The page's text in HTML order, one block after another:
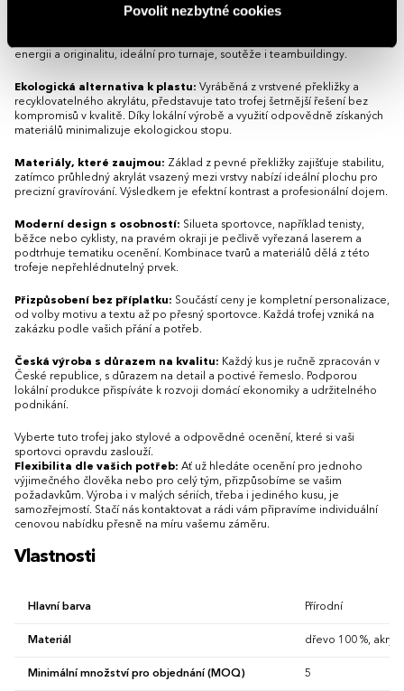
Povolit nezbytné cookies
Tato originální trofej propojuje přirozený vzhled dřeva s moderní
energii a originalitu, ideální pro turnaje, soutěže i teambuildingy.
Ekologická alternativa k plastu: Vyráběná z vrstvené překližky a
recyklovatelného akrylátu, představuje tato trofej šetrnější řešení bez
kompromisů v kvalitě. Díky lokální výrobě a využití odpovědně získaných
materiálů minimalizuje ekologickou stopu.
Materiály, které zaujmou: Základ z pevné překližky zajišťuje stabilitu,
zatímco průhledný akrylát vsazený mezi vrstvy nabízí ideální plochu pro
precizní gravírování. Výsledkem je efektní kontrast a profesionální dojem.
Moderní design s osobností: Silueta sportovce, například tenisty,
běžce nebo cyklisty, na pravém okraji je pečlivě vyřezaná laserem a
podtrhuje tematiku ocenění. Kombinace tvarů a materiálů dělá z této
trofeje nepřehlédnutelný prvek.
Přizpůsobení bez příplatku: Součástí ceny je kompletní personalizace,
od volby motivu a textu až po přesný sportovce. Každá trofej vzniká na
zakázku podle vašich přání a potřeb.
Česká výroba s důrazem na kvalitu: Každý kus je ručně zpracován v
České republice, s důrazem na detail a poctivé řemeslo. Podporou
lokální produkce přispíváte k rozvoji domácí ekonomiky a udržitelného
podnikání.
Vyberte tuto trofej jako stylové a odpovědné ocenění, které si vaši
sportovci opravdu zaslouží.
Flexibilita dle vašich potřeb: Ať už hledáte ocenění pro jednoho
výjimečného člověka nebo pro celý tým, přizpůsobíme se vašim
požadavkům. Výroba i v malých sériích, třeba i jediného kusu, je
samozřejmostí. Stačí nás kontaktovat a rádi vám připravíme individuální
cenovou nabídku přesně na míru vašemu záměru.
Vlastnosti
Hlavní barva Přírodní
Materiál dřevo 100 %, akryl
Minimální množství pro objednání (MOQ) 5